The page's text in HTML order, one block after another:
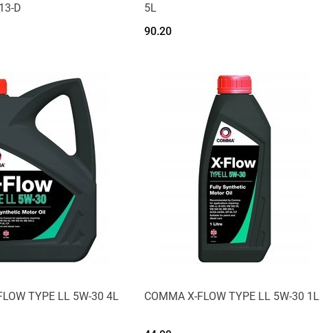
D
5L
90.20
niedostępny
TYPE LL 5W-30 4L Produkt niedostępny
COMMA X-FLOW TYPE LL 5W-30 1L